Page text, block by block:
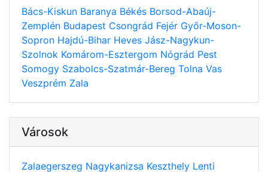
Bács-Kiskun Baranya Békés Borsod-Abaúj-
Zemplén Budapest Csongrád Fejér Győr-Moson-
Sopron Hajdú-Bihar Heves Jász-Nagykun-
Szolnok Komárom-Esztergom Nógrád Pest
Somogy Szabolcs-Szatmár-Bereg Tolna Vas
Veszprém Zala
Városok
Zalaegerszeg Nagykanizsa Keszthely Lenti